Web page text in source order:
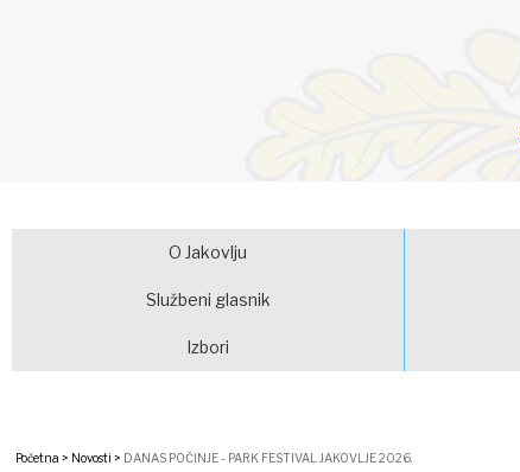
O Jakovlju
Službeni glasnik
Izbori
Početna > Novosti > DANAS POČINJE - PARK FESTIVAL JAKOVLJE 2026.